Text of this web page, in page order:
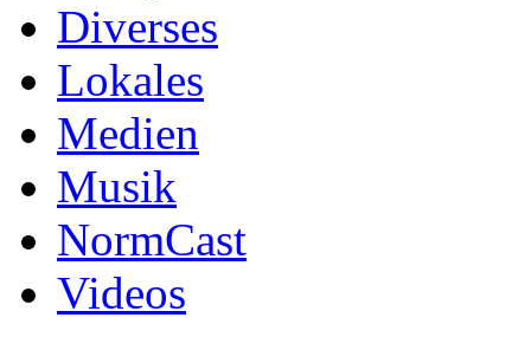
Diverses
Lokales
Medien
Musik
NormCast
Videos